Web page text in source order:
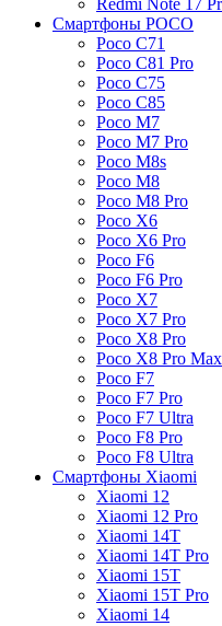
Redmi Note 17
Смартфоны POCO
Poco C71
Poco C81 Pro
Poco C75
Poco C85
Poco M7
Poco M7 Pro
Poco M8s
Poco M8
Poco M8 Pro
Poco X6
Poco X6 Pro
Poco F6
Poco F6 Pro
Poco X7
Poco X7 Pro
Poco X8 Pro
Poco X8 Pro Max
Poco F7
Poco F7 Pro
Poco F7 Ultra
Poco F8 Pro
Poco F8 Ultra
Смартфоны Xiaomi
Xiaomi 12
Xiaomi 12 Pro
Xiaomi 14T
Xiaomi 14T Pro
Xiaomi 15T
Xiaomi 15T Pro
Xiaomi 14